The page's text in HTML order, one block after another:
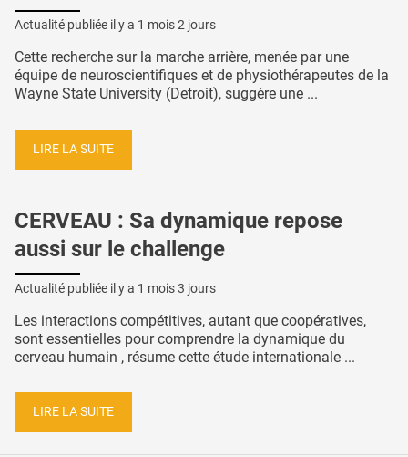
Actualité publiée il y a 1 mois 2 jours
Cette recherche sur la marche arrière, menée par une
équipe de neuroscientifiques et de physiothérapeutes de la
Wayne State University (Detroit), suggère une ...
LIRE LA SUITE
CERVEAU : Sa dynamique repose
aussi sur le challenge
Actualité publiée il y a 1 mois 3 jours
Les interactions compétitives, autant que coopératives,
sont essentielles pour comprendre la dynamique du
cerveau humain , résume cette étude internationale ...
LIRE LA SUITE